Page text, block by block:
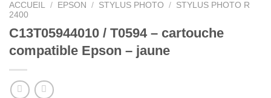
ACCUEIL / EPSON / STYLUS PHOTO / STYLUS PHOTO R
2400
C13T05944010 / T0594 – cartouche
compatible Epson – jaune